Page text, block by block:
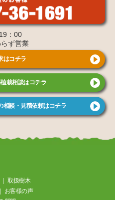
19：00
らず営業
はコチラ
栽相談はコチラ
相談・見積依頼はコチラ
取扱樹⽊
お客様の声